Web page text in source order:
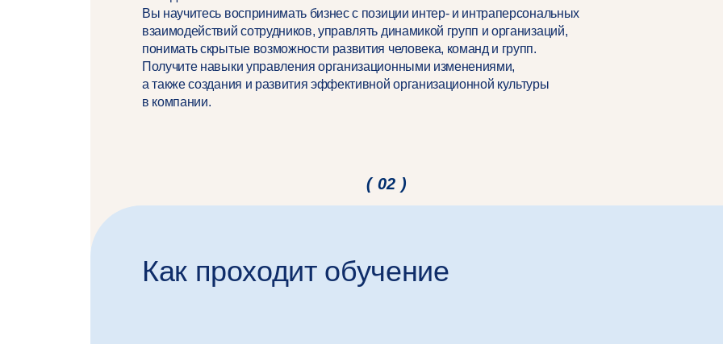
Вы научитесь воспринимать бизнес с позиции интер- и интраперсональных
взаимодействий сотрудников, управлять динамикой групп и организаций,
понимать скрытые возможности развития человека, команд и групп.
Получите навыки управления организационными изменениями,
а также создания и развития эффективной организационной культуры
в компании.
( 02 )
Как проходит обучение